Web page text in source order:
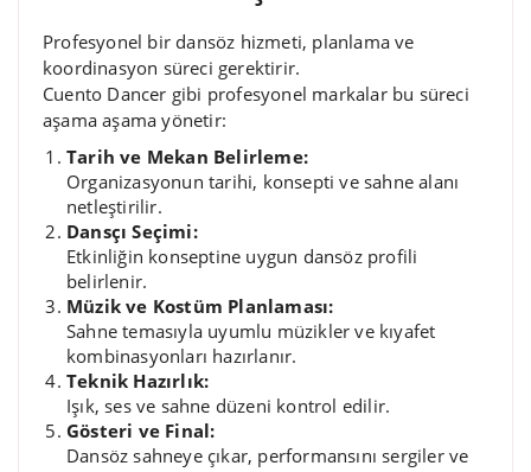
Profesyonel bir dansöz hizmeti, planlama ve
koordinasyon süreci gerektirir.
Cuento Dancer gibi profesyonel markalar bu süreci
aşama aşama yönetir:
Tarih ve Mekan Belirleme:
Organizasyonun tarihi, konsepti ve sahne alanı
netleştirilir.
Dansçı Seçimi:
Etkinliğin konseptine uygun dansöz profili
belirlenir.
Müzik ve Kostüm Planlaması:
Sahne temasıyla uyumlu müzikler ve kıyafet
kombinasyonları hazırlanır.
Teknik Hazırlık:
Işık, ses ve sahne düzeni kontrol edilir.
Gösteri ve Final:
Dansöz sahneye çıkar, performansını sergiler ve